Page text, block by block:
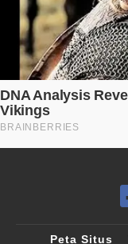
Peta Situs